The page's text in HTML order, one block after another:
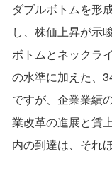
ダブルボトムを形
し、株価上昇が示
ボトムとネックラ
の水準に加えた、
ですが、企業業績
業改革の進展と賃
内の到達は、それ